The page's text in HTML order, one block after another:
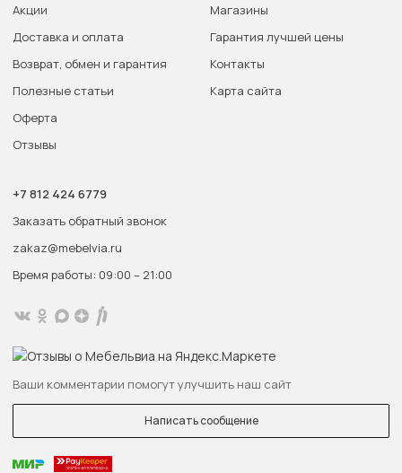
Акции
Доставка и оплата
Возврат, обмен и гарантия
Полезные статьи
Оферта
Отзывы
Магазины
Гарантия лучшей цены
Контакты
Карта сайта
+7 812 424 6779
Заказать обратный звонок
zakaz@mebelvia.ru
Время работы: 09:00 – 21:00
Ваши комментарии помогут улучшить наш сайт
Написать сообщение